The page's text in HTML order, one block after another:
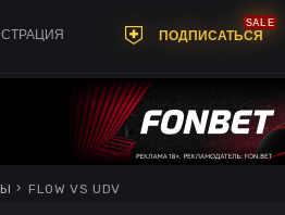
ПОДПИСАТЬСЯ
SALE
FLOW VS UDV